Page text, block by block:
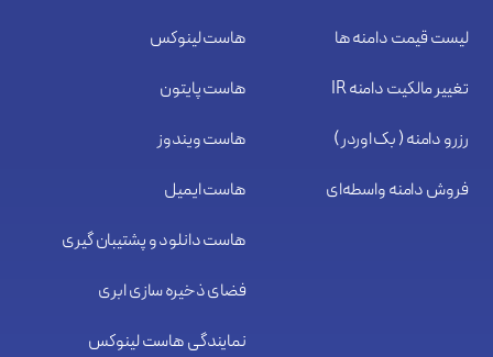
لیست قیمت دامنه ها
تغییر مالکیت دامنه IR
رزرو دامنه ( بک اوردر )
فروش دامنه واسطه‌ای
هاست لینوکس
هاست پایتون
هاست ویندوز
هاست ایمیل
هاست دانلود و پشتیبان گیری
فضای ذخیره سازی ابری
نمایندگی هاست لینوکس